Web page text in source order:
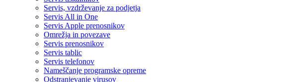
Servis, vzdrževanje za podjetja
Servis All in One
Servis Apple prenosnikov
Omrežja in povezave
Servis prenosnikov
Servis tablic
Servis telefonov
Nameščanje programske opreme
Odstranjevanje virusov